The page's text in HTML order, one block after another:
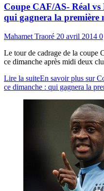
Coupe CAF/AS- Réal
qui gagnera la première
Mahamet Traoré 20 avril 2014 0
Le tour de cadrage de la coupe
ce dimanche après midi deux
Lire la suiteEn savoir plus sur
ce dimanche : qui gagnera la